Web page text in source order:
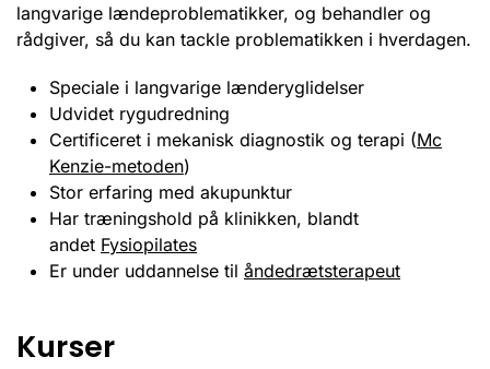
langvarige lændeproblematikker, og behandler og
rådgiver, så du kan tackle problematikken i hverdagen.
Speciale i langvarige lænderyglidelser
Udvidet rygudredning
Certificeret i mekanisk diagnostik og terapi (Mc
Kenzie-metoden)
Stor erfaring med akupunktur
Har træningshold på klinikken, blandt
andet Fysiopilates
Er under uddannelse til åndedrætsterapeut
Kurser